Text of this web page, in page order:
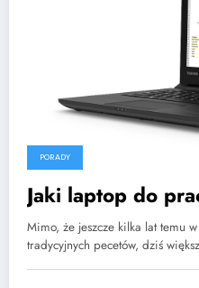
PORADY
Jaki laptop do
Mimo, że jeszcze kilka lat temu
tradycyjnych pecetów, dziś